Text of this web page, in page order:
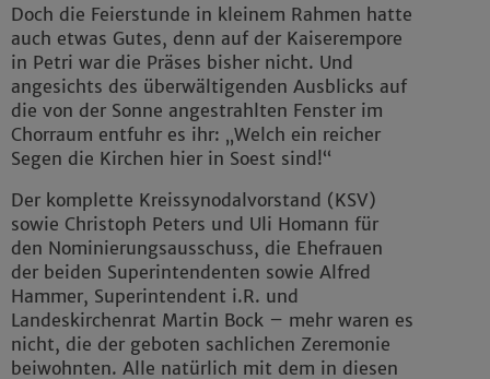
Doch die Feierstunde in kleinem Rahmen hatte
auch etwas Gutes, denn auf der Kaiserempore
in Petri war die Präses bisher nicht. Und
angesichts des überwältigenden Ausblicks auf
die von der Sonne angestrahlten Fenster im
Chorraum entfuhr es ihr: „Welch ein reicher
Segen die Kirchen hier in Soest sind!“
Der komplette Kreissynodalvorstand (KSV)
sowie Christoph Peters und Uli Homann für
den Nominierungsausschuss, die Ehefrauen
der beiden Superintendenten sowie Alfred
Hammer, Superintendent i.R. und
Landeskirchenrat Martin Bock – mehr waren es
nicht, die der geboten sachlichen Zeremonie
beiwohnten. Alle natürlich mit dem in diesen